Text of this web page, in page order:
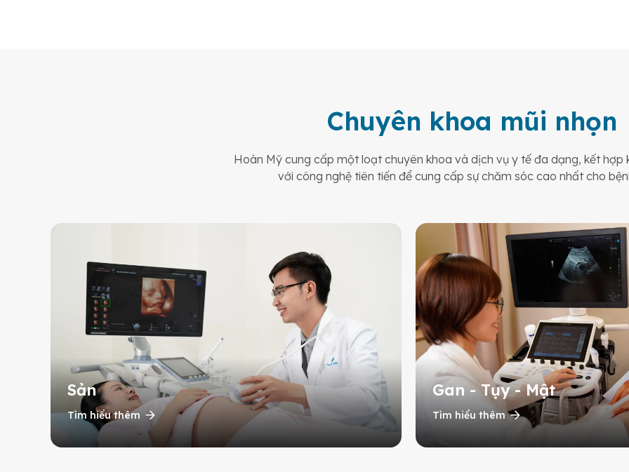
Chuyên khoa mũi nhọn
Hoàn Mỹ cung cấp một loạt chuyên khoa và dịch vụ y tế đa dạng, kết hợp
với công nghệ tiên tiến để cung cấp sự chăm sóc cao nhất cho
Sản
Tìm hiểu thêm
Gan - Tụy - Mật
Tìm hiểu thêm